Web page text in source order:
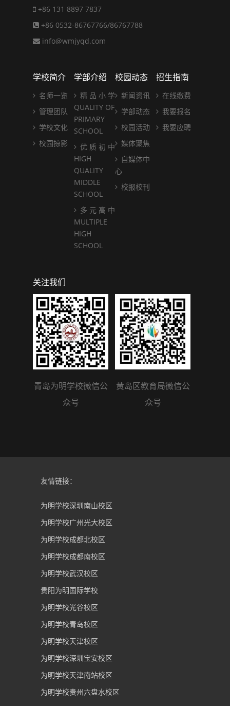
+86 131 8897 7837
+86 0532-86767766/86767788
info@wmjyqd.com
学校简介
名师一览
管理团队
学校文化
校园掠影
学部介绍
精 品 小 学
QUALITY OF
PRIMARY
SCHOOL
优 质 初 中
HIGH
QUALITY
MIDDLE
SCHOOL
多 元 高 中
MULTIPLE
HIGH
SCHOOL
校园动态
新闻资讯
学部动态
校园活动
媒体聚焦
自媒体中
心
校报校刊
招生指南
在线缴费
我要报名
我要应聘
关注我们
青岛为明学校微信公
众号
黄岛区教育局微信公
众号
友情链接：
为明学校深圳南山校区
为明学校广州光大校区
为明学校成都北校区
为明学校成都南校区
为明学校武汉校区
贵阳为明国际学校
为明学校光谷校区
为明学校青岛校区
为明学校天津校区
为明学校深圳宝安校区
为明学校天津南站校区
为明学校贵州六盘水校区